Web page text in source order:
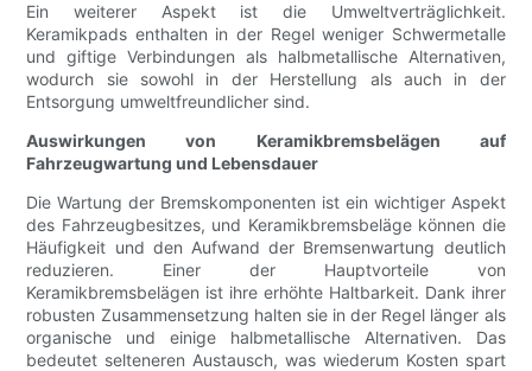
Ein weiterer Aspekt ist die Umweltverträglichkeit.
Keramikpads enthalten in der Regel weniger Schwermetalle
und giftige Verbindungen als halbmetallische Alternativen,
wodurch sie sowohl in der Herstellung als auch in der
Entsorgung umweltfreundlicher sind.
Auswirkungen von Keramikbremsbelägen auf
Fahrzeugwartung und Lebensdauer
Die Wartung der Bremskomponenten ist ein wichtiger Aspekt
des Fahrzeugbesitzes, und Keramikbremsbeläge können die
Häufigkeit und den Aufwand der Bremsenwartung deutlich
reduzieren. Einer der Hauptvorteile von
Keramikbremsbelägen ist ihre erhöhte Haltbarkeit. Dank ihrer
robusten Zusammensetzung halten sie in der Regel länger als
organische und einige halbmetallische Alternativen. Das
bedeutet selteneren Austausch, was wiederum Kosten spart